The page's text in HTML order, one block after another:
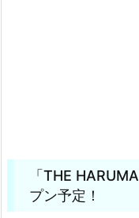
「THE
プン予定！